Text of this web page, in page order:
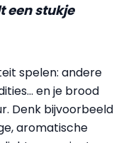
een stukje
spelen: andere
en je brood
Denk bijvoorbeeld
aromatische